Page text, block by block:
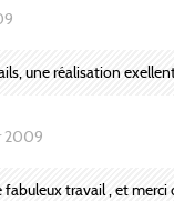
une réalisation
2009
travail , et